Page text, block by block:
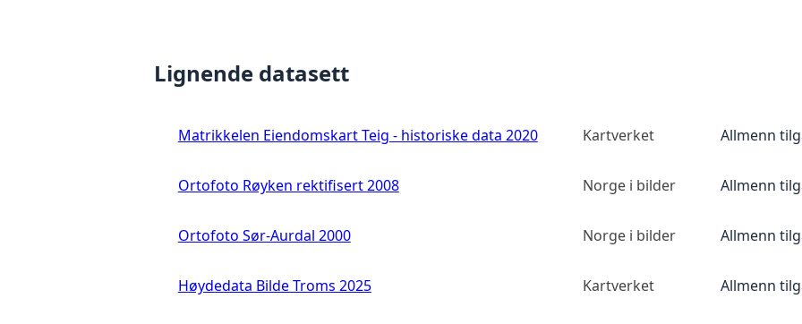
Lignende datasett
Matrikkelen Eiendomskart Teig - historiske data 2020 Kartverket Allmenn
Ortofoto Røyken rektifisert 2008 Norge i bilder Allmenn
Ortofoto Sør-Aurdal 2000 Norge i bilder Allmenn
Høydedata Bilde Troms 2025 Kartverket Allmenn